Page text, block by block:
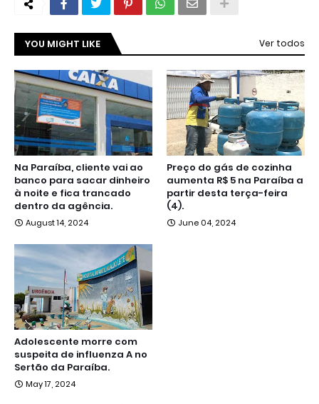
YOU MIGHT LIKE Ver todos
Na Paraíba, cliente vai ao
banco para sacar dinheiro
à noite e fica trancado
dentro da agência.
August 14, 2024
Preço do gás de cozinha
aumenta R$ 5 na Paraíba a
partir desta terça-feira
(4).
June 04, 2024
Adolescente morre com
suspeita de influenza A no
Sertão da Paraíba.
May 17, 2024